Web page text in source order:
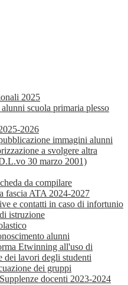
2025
scuola primaria plesso
2026
immagini alunni
a svolgere altra
30 marzo 2001)
da compilare
fascia ATA 2024-2027
e contatti in caso di infortunio
istruzione
alunni
Etwinning all'uso di
dei lavori degli studenti
dei gruppi
docenti 2023-2024